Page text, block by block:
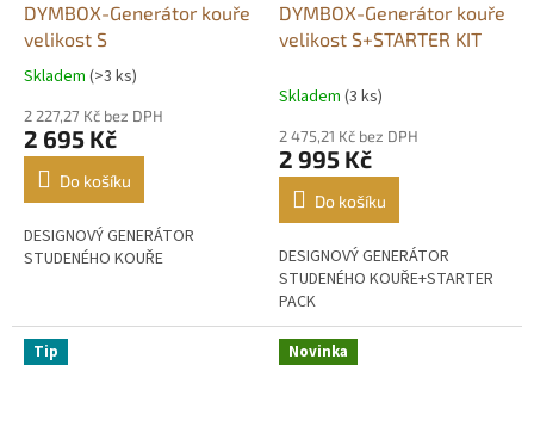
DYMBOX-Generátor kouře
velikost S
Průměrné
produktu
je
4,6
hvězdiček.
Skladem (>3 ks)
2 227,27 Kč bez DPH
2 695 Kč
Do košíku
DESIGNOVÝ GENERÁTOR
STUDENÉHO KOUŘE
DYMBOX-Generátor kouře
velikost S+STARTER KIT
Skladem (3 ks)
2 475,21 Kč bez DPH
2 995 Kč
Do košíku
DESIGNOVÝ GENERÁTOR
STUDENÉHO KOUŘE+STARTER
PACK
Tip Novinka